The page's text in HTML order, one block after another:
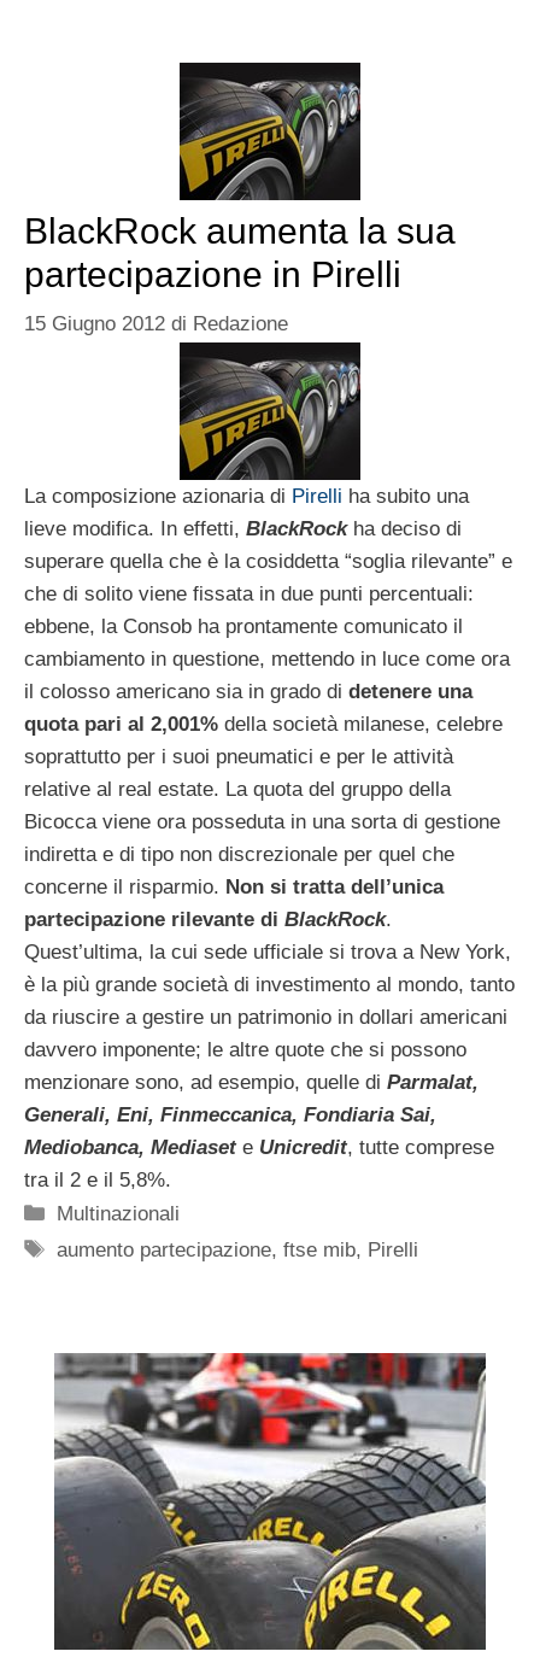
BlackRock aumenta la sua
partecipazione in Pirelli
15 Giugno 2012 di Redazione
La composizione azionaria di Pirelli ha subito una
lieve modifica. In effetti, BlackRockha deciso di
superare quella che è la cosiddetta “soglia rilevante” e
che di solito viene fissata in due punti percentuali:
ebbene, la Consob ha prontamente comunicato il
cambiamento in questione, mettendo in luce come ora
il colosso americano sia in grado di detenere una
quota pari al 2,001% della società milanese, celebre
soprattutto per i suoi pneumatici e per le attività
relative al real estate. La quota del gruppo della
Bicocca viene ora posseduta in una sorta di gestione
indiretta e di tipo non discrezionale per quel che
concerne il risparmio. Non si tratta dell’unica
partecipazione rilevante di BlackRock.
Quest’ultima, la cui sede ufficiale si trova a New York,
è la più grande società di investimento al mondo, tanto
da riuscire a gestire un patrimonio in dollari americani
davvero imponente; le altre quote che si possono
menzionare sono, ad esempio, quelle di Parmalat,
Generali, Eni, Finmeccanica, Fondiaria Sai,
Mediobanca, Mediaset e Unicredit, tutte comprese
tra il 2 e il 5,8%.
Categorie
Multinazionali
Tag
aumento partecipazione,ftse mib, Pirelli